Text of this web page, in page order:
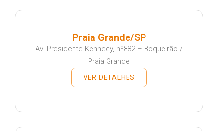
Praia Grande/SP
Av. Presidente Kennedy, nº882 – Boqueirão /
Praia Grande
VER DETALHES